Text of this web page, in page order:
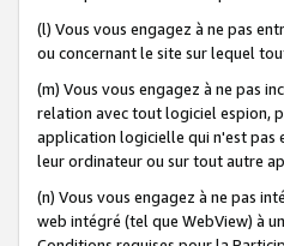
(l) Vous vous engagez à ne pas
ou concernant le site sur lequel
(m) Vous vous engagez à ne pas
relation avec tout logiciel espion,
application logicielle qui n'est pas
leur ordinateur ou sur tout autre
(n) Vous vous engagez à ne pas
web intégré (tel que WebView) à